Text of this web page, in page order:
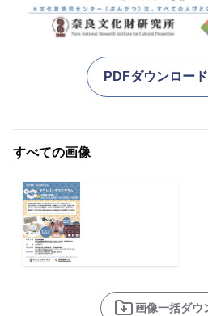
PDFダウンロー
すべての画像
画像一括ダウ